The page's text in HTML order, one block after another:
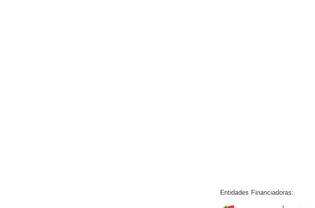
Entidades Financiadoras: